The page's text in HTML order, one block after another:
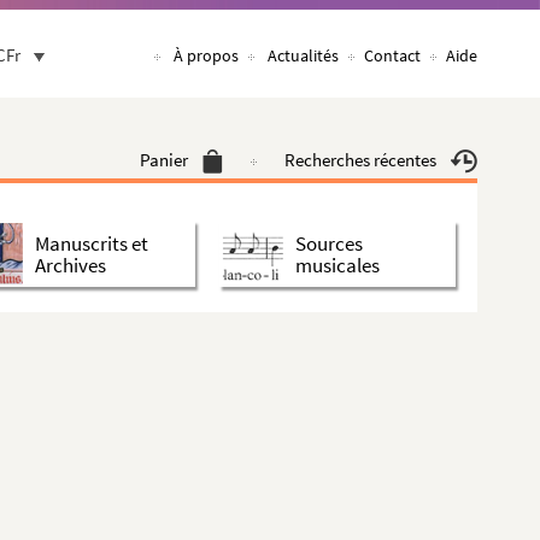
À propos Actualités Contact Aide
Panier Recherches récentes
Manuscrits et
Archives
Sources
musicales